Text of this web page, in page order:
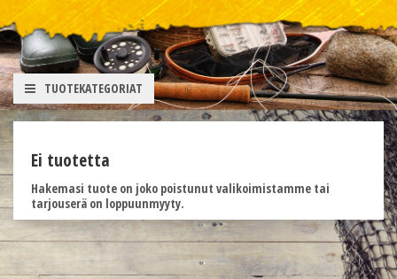
TUOTEKATEGORIAT
Ei tuotetta
Hakemasi tuote on joko poistunut valikoimistamme tai
tarjouserä on loppuunmyyty.